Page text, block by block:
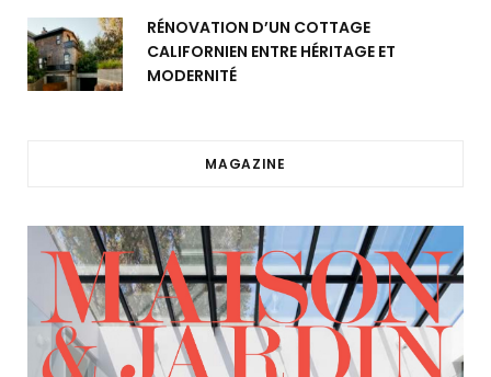
RÉNOVATION D’UN COTTAGE
CALIFORNIEN ENTRE HÉRITAGE ET
MODERNITÉ
MAGAZINE